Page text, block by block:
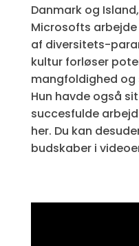
Danmark og
Microsofts
af diversitets-
kultur forløser
mangfoldighed og
Hun havde også
succesfulde
her. Du kan
budskaber i